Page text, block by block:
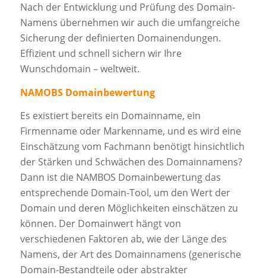
Nach der Entwicklung und Prüfung des Domain-
Namens übernehmen wir auch die umfangreiche
Sicherung der definierten Domainendungen.
Effizient und schnell sichern wir Ihre
Wunschdomain – weltweit.
NAMOBS Domainbewertung
Es existiert bereits ein Domainname, ein
Firmenname oder Markenname, und es wird eine
Einschätzung vom Fachmann benötigt hinsichtlich
der Stärken und Schwächen des Domainnamens?
Dann ist die NAMBOS Domainbewertung das
entsprechende Domain-Tool, um den Wert der
Domain und deren Möglichkeiten einschätzen zu
können. Der Domainwert hängt von
verschiedenen Faktoren ab, wie der Länge des
Namens, der Art des Domainnamens (generische
Domain-Bestandteile oder abstrakter